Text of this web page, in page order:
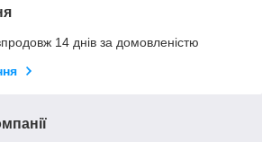
14 днів за домовленістю